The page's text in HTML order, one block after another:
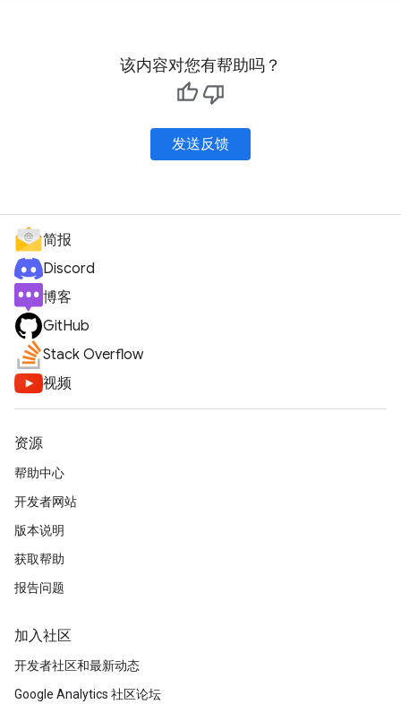
该内容对您有帮助吗？
发送反馈
简报
Discord
博客
GitHub
Stack Overflow
视频
资源
帮助中心
开发者网站
版本说明
获取帮助
报告问题
加入社区
开发者社区和最新动态
Google Analytics 社区论坛